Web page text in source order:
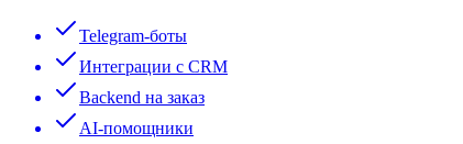
Telegram-боты
Интеграции с CRM
Backend на заказ
AI-помощники